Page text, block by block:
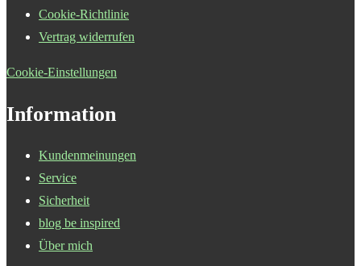
Cookie-Richtlinie
Vertrag widerrufen
Cookie-Einstellungen
Information
Kundenmeinungen
Service
Sicherheit
blog be inspired
Über mich